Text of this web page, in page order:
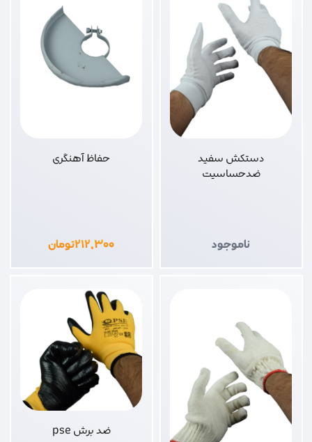
دستکش سفید
ضدحساسیت
ناموجود
حفاظ آهنگری
۲۱۲,۳۰۰تومان
ضد برش pse